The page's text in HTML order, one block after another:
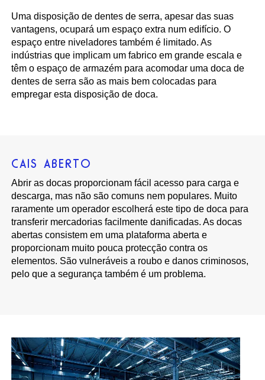
Uma disposição de dentes de serra, apesar das suas
vantagens, ocupará um espaço extra num edifício. O
espaço entre niveladores também é limitado. As
indústrias que implicam um fabrico em grande escala e
têm o espaço de armazém para acomodar uma doca de
dentes de serra são as mais bem colocadas para
empregar esta disposição de doca.
CAIS ABERTO
Abrir as docas proporcionam fácil acesso para carga e
descarga, mas não são comuns nem populares. Muito
raramente um operador escolherá este tipo de doca para
transferir mercadorias facilmente danificadas. As docas
abertas consistem em uma plataforma aberta e
proporcionam muito pouca protecção contra os
elementos. São vulneráveis a roubo e danos criminosos,
pelo que a segurança também é um problema.